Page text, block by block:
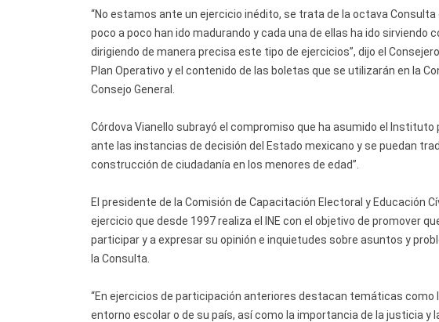
“No estamos ante un ejercicio inédito, se trata de la octava
poco a poco han ido madurando y cada una de ellas ha ido
dirigiendo de manera precisa este tipo de ejercicios”, dijo el
Plan Operativo y el contenido de las boletas que se utilizarán en la
Consejo General.
Córdova Vianello subrayó el compromiso que ha asumido el
ante las instancias de decisión del Estado mexicano y se puedan
construcción de ciudadanía en los menores de edad”.
El presidente de la Comisión de Capacitación Electoral y Educación
ejercicio que desde 1997 realiza el INE con el objetivo de promover
participar y a expresar su opinión e inquietudes sobre asuntos y
la Consulta.
“En ejercicios de participación anteriores destacan temáticas como
entorno escolar o de su país, así como la importancia de la justicia y